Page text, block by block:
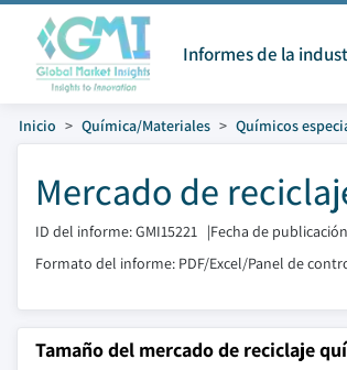
Informes de la
Inicio Química/Materiales Químicos
Mercado de
ID del informe: GMI15221 |Fecha de
Formato del informe: PDF/Excel/Panel de
Tamaño del mercado de reciclaje